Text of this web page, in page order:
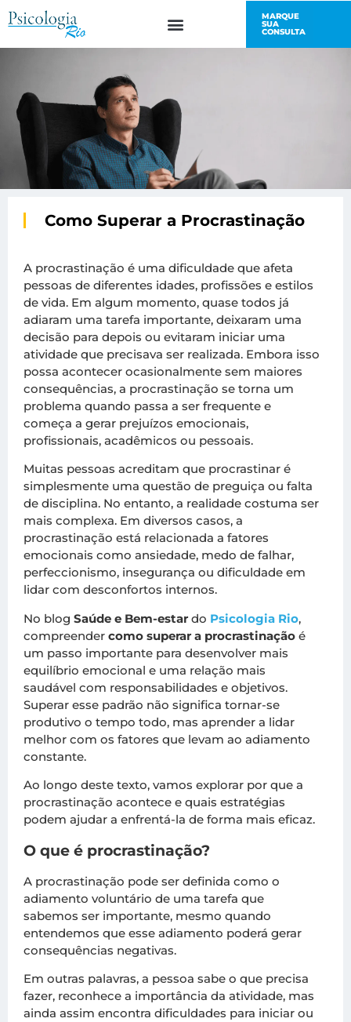
MARQUE
SUA
CONSULTA
Como Superar a Procrastinação
A procrastinação é uma dificuldade que afeta
pessoas de diferentes idades, profissões e estilos
de vida. Em algum momento, quase todos já
adiaram uma tarefa importante, deixaram uma
decisão para depois ou evitaram iniciar uma
atividade que precisava ser realizada. Embora isso
possa acontecer ocasionalmente sem maiores
consequências, a procrastinação se torna um
problema quando passa a ser frequente e
começa a gerar prejuízos emocionais,
profissionais, acadêmicos ou pessoais.
Muitas pessoas acreditam que procrastinar é
simplesmente uma questão de preguiça ou falta
de disciplina. No entanto, a realidade costuma ser
mais complexa. Em diversos casos, a
procrastinação está relacionada a fatores
emocionais como ansiedade, medo de falhar,
perfeccionismo, insegurança ou dificuldade em
lidar com desconfortos internos.
No blog Saúde e Bem-estar do Psicologia Rio,
compreender como superar a procrastinação é
um passo importante para desenvolver mais
equilíbrio emocional e uma relação mais
saudável com responsabilidades e objetivos.
Superar esse padrão não significa tornar-se
produtivo o tempo todo, mas aprender a lidar
melhor com os fatores que levam ao adiamento
constante.
Ao longo deste texto, vamos explorar por que a
procrastinação acontece e quais estratégias
podem ajudar a enfrentá-la de forma mais eficaz.
O que é procrastinação?
A procrastinação pode ser definida como o
adiamento voluntário de uma tarefa que
sabemos ser importante, mesmo quando
entendemos que esse adiamento poderá gerar
consequências negativas.
Em outras palavras, a pessoa sabe o que precisa
fazer, reconhece a importância da atividade, mas
ainda assim encontra dificuldades para iniciar ou